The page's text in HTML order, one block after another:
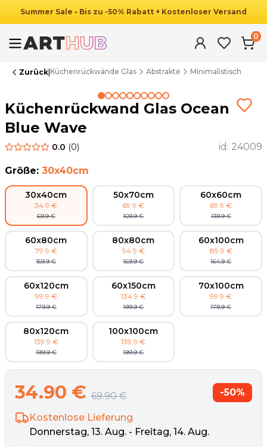
Summer Sale • Bis zu -50% Rabatt + Kostenloser Versand
0
Zurück Küchenrückwände Glas Abstrakte Minimalistisch
Küchenrückwand Glas Ocean
Blue Wave
0.0 (0) id: 24009
Größe: 30x40cm
30x40cm
34.9 €
69.9 €
50x70cm
69.9 €
109.9 €
60x60cm
69.9 €
139.9 €
60x80cm
79.9 €
159.9 €
80x80cm
94.9 €
169.9 €
60x100cm
89.9 €
164.9 €
60x120cm
99.9 €
179.9 €
60x150cm
134.9 €
199.9 €
70x100cm
99.9 €
179.9 €
80x120cm
139.9 €
199.9 €
100x100cm
139.9 €
199.9 €
34.90 € 69.90 € -50%
Kostenlose Lieferung
Donnerstag, 13. Aug. - Freitag, 14. Aug.